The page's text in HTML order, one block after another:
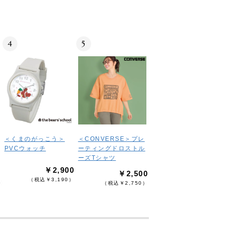
4
＜くまのがっこう＞
PVCウォッチ
￥2,900
（税込￥3,190）
5
＜CONVERSE＞プレ
ーティングドロストル
ーズTシャツ
￥2,500
（税込￥2,750）